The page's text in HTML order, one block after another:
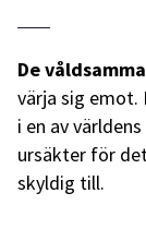
De
värja sig emot.
i en av
ursäkter för
skyldig till.